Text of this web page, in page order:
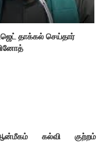
தாக்கல் செய்தார்
கல்வி குற்றம்